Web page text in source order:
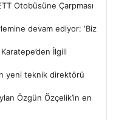
Otobüsüne Çarpması
devam ediyor: ‘Biz
İlgili
yeni teknik direktörü
Özgün Özçelik’in en